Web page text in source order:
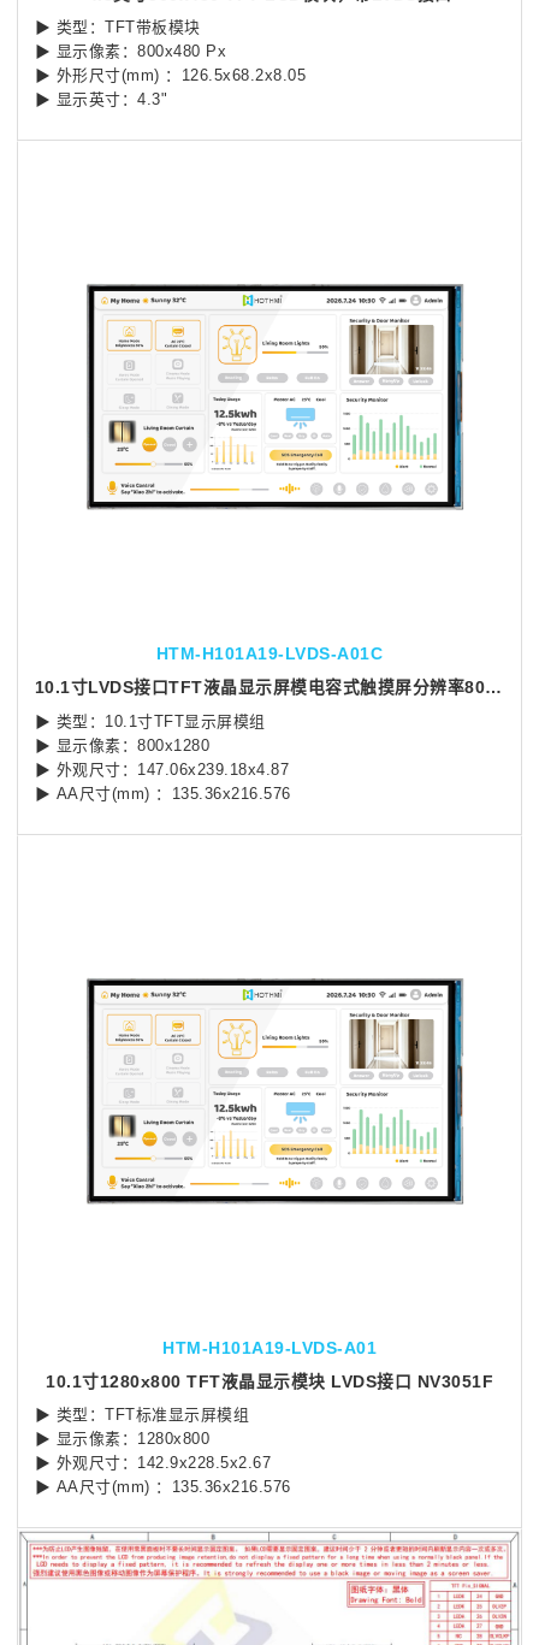
▶ 类型：TFT带板模块
▶ 显示像素：800x480 Px
▶ 外形尺寸(mm) ：126.5x68.2x8.05
▶ 显示英寸：4.3"
HTM-H101A19-LVDS-A01C
10.1寸LVDS接口TFT液晶显示屏模电容式触摸屏分辨率800x1280
▶ 类型：10.1寸TFT显示屏模组
▶ 显示像素：800x1280
▶ 外观尺寸：147.06x239.18x4.87
▶ AA尺寸(mm) ：135.36x216.576
HTM-H101A19-LVDS-A01
10.1寸1280x800 TFT液晶显示模块 LVDS接口 NV3051F
▶ 类型：TFT标准显示屏模组
▶ 显示像素：1280x800
▶ 外观尺寸：142.9x228.5x2.67
▶ AA尺寸(mm) ：135.36x216.576